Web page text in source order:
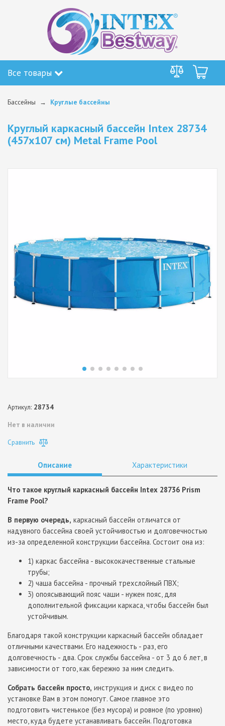
Все товары
Бассейны Круглые бассейны
Круглый каркасный бассейн Intex 28734
(457x107 см) Metal Frame Pool
Артикул: 28734
Нет в наличии
Сравнить
Описание Характеристики
Что такое круглый каркасный бассейн Intex 28736 Prism
Frame Pool?
В первую очередь, каркасный бассейн отличатся от
надувного бассейна своей устойчивостью и долговечностью
из-за определенной конструкции бассейна. Состоит она из:
1) каркас бассейна - высококачественные стальные
трубы;
2) чаша бассейна - прочный трехслойный ПВХ;
3) опоясывающий пояс чаши - нужен пояс, для
дополнительной фиксации каркаса, чтобы бассейн был
устойчивым.
Благодаря такой конструкции каркасный бассейн обладает
отличными качествами. Его надежность - раз, его
долговечность - два. Срок службы бассейна - от 3 до 6 лет, в
зависимости от того, как бережно за ним следить.
Собрать бассейн просто, инструкция и диск с видео по
установке Вам в этом помогут. Самое главное это
подготовить чистенькое (без мусора) и ровное (по уровню)
место, куда будете устанавливать бассейн. Подготовка